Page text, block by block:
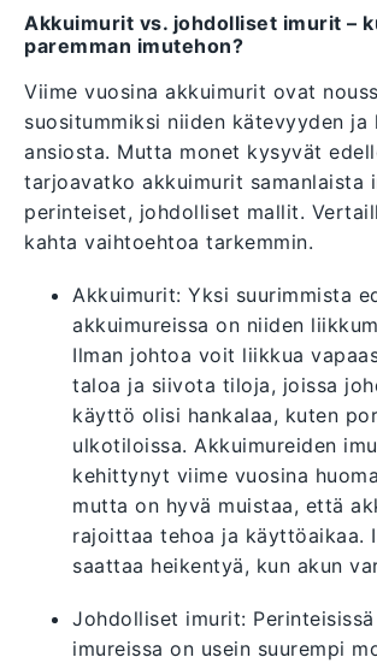
Akkuimurit vs. johdolliset imurit –
paremman imutehon?
Viime vuosina akkuimurit ovat
suositummiksi niiden kätevyyden ja
ansiosta. Mutta monet kysyvät
tarjoavatko akkuimurit samanlaista
perinteiset, johdolliset mallit.
kahta vaihtoehtoa tarkemmin.
Akkuimurit: Yksi suurimmista
akkuimureissa on niiden
Ilman johtoa voit liikkua
taloa ja siivota tiloja, joissa
käyttö olisi hankalaa, kuten
ulkotiloissa. Akkuimureiden
kehittynyt viime vuosina
mutta on hyvä muistaa, että
rajoittaa tehoa ja käyttöaikaa.
saattaa heikentyä, kun akun
Johdolliset imurit:
imureissa on usein suurempi